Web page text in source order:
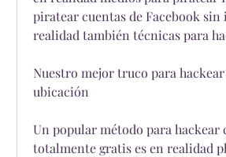
piratear cuentas de Facebook
realidad también técnicas para
Nuestro mejor truco para
ubicación
Un popular método para hackear
totalmente gratis es en realidad